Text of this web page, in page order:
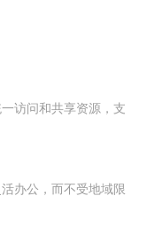
访问和共享资源，支
办公，而不受地域限